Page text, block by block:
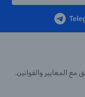
مع المعايير والقوانين.